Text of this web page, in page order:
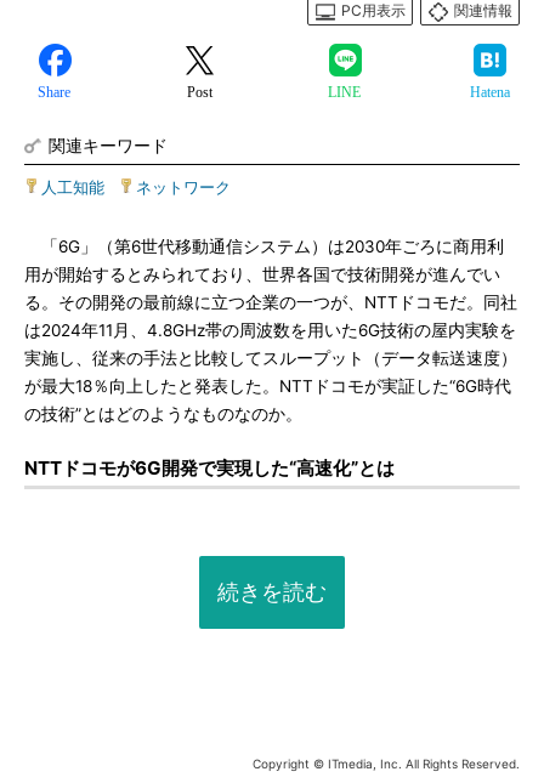
PC用表示
関連情報
Share Post LINE Hatena
関連キーワード
人工知能 ネットワーク
「6G」（第6世代移動通信システム）は2030年ごろに商用利
用が開始するとみられており、世界各国で技術開発が進んでい
る。その開発の最前線に立つ企業の一つが、NTTドコモだ。同社
は2024年11月、4.8GHz帯の周波数を用いた6G技術の屋内実験を
実施し、従来の手法と比較してスループット（データ転送速度）
が最大18％向上したと発表した。NTTドコモが実証した“6G時代
の技術”とはどのようなものなのか。
NTTドコモが6G開発で実現した“高速化”とは
続きを読む
Copyright © ITmedia, Inc. All Rights Reserved.